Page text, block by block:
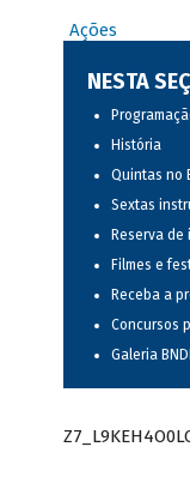
Ações
NESTA
História
Quintas no
Sextas
Reserva de
Filmes e
Receba a
Concursos
Galeria